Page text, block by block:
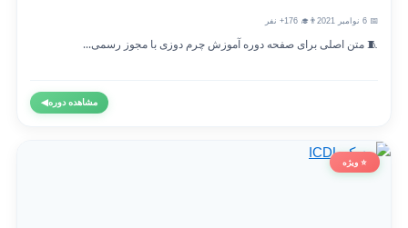
👨‍🎓 176+ نفر
🧵 متن اصلی برای صفحه دوره آموزش چرم دوزی با مجوز رسمی...
مشاهده دوره◀
⭐ ویژه